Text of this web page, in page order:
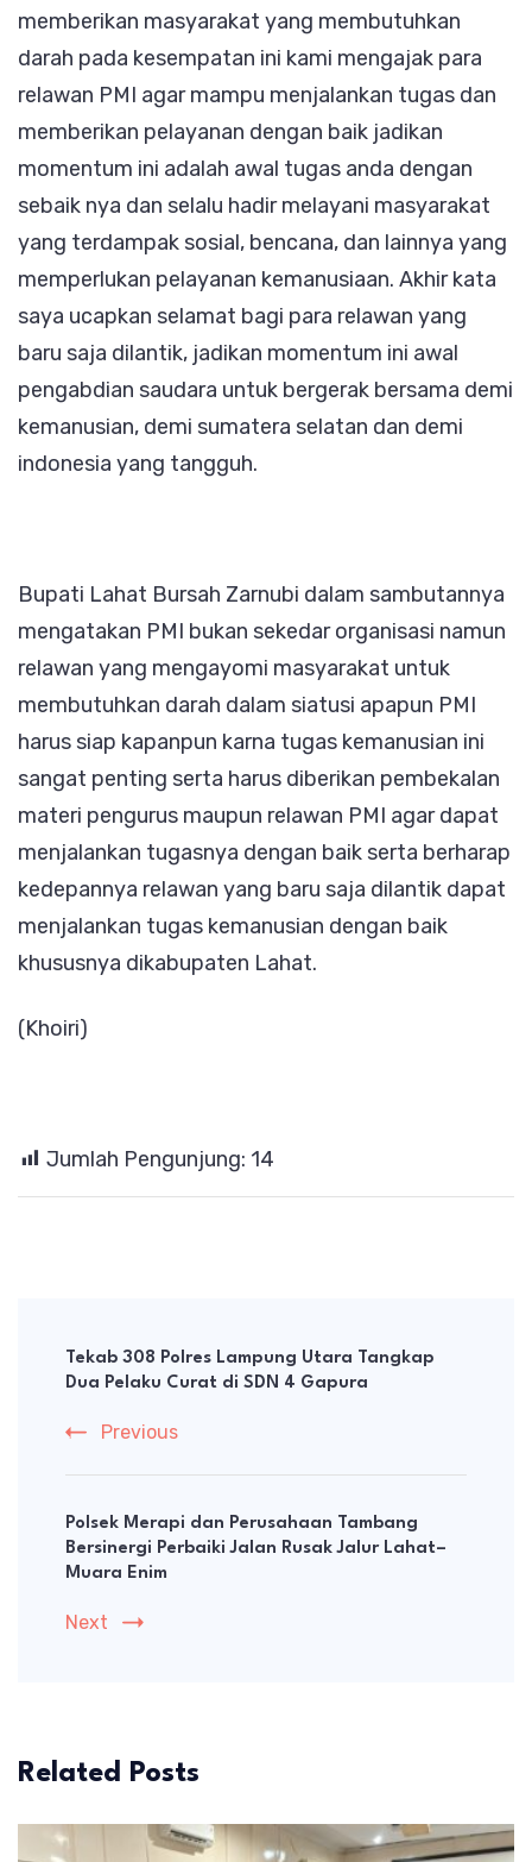
memberikan masyarakat yang membutuhkan
darah pada kesempatan ini kami mengajak para
relawan PMI agar mampu menjalankan tugas dan
memberikan pelayanan dengan baik jadikan
momentum ini adalah awal tugas anda dengan
sebaik nya dan selalu hadir melayani masyarakat
yang terdampak sosial, bencana, dan lainnya yang
memperlukan pelayanan kemanusiaan. Akhir kata
saya ucapkan selamat bagi para relawan yang
baru saja dilantik, jadikan momentum ini awal
pengabdian saudara untuk bergerak bersama demi
kemanusian, demi sumatera selatan dan demi
indonesia yang tangguh.
Bupati Lahat Bursah Zarnubi dalam sambutannya
mengatakan PMI bukan sekedar organisasi namun
relawan yang mengayomi masyarakat untuk
membutuhkan darah dalam siatusi apapun PMI
harus siap kapanpun karna tugas kemanusian ini
sangat penting serta harus diberikan pembekalan
materi pengurus maupun relawan PMI agar dapat
menjalankan tugasnya dengan baik serta berharap
kedepannya relawan yang baru saja dilantik dapat
menjalankan tugas kemanusian dengan baik
khususnya dikabupaten Lahat.
(Khoiri)
Jumlah Pengunjung: 14
Navigation
Tekab 308 Polres Lampung Utara Tangkap
Dua Pelaku Curat di SDN 4 Gapura
Previous
Polsek Merapi dan Perusahaan Tambang
Bersinergi Perbaiki Jalan Rusak Jalur Lahat–
Muara Enim
Next
Related Posts